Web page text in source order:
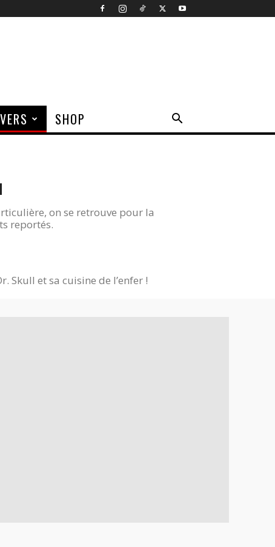
SHOP
on se retrouve pour la
reportés.
Skull et sa cuisine de l’enfer !